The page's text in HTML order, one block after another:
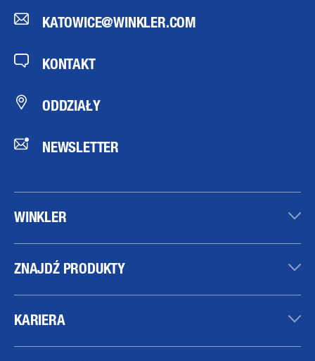
KATOWICE@WINKLER.COM
KONTAKT
ODDZIAŁY
NEWSLETTER
WINKLER
ZNAJDŹ PRODUKTY
KARIERA